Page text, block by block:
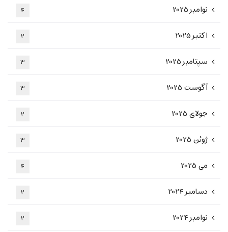
نوامبر 2025 4
اکتبر 2025 2
سپتامبر 2025 3
آگوست 2025 3
جولای 2025 2
ژوئن 2025 3
می 2025 4
دسامبر 2024 2
نوامبر 2024 2